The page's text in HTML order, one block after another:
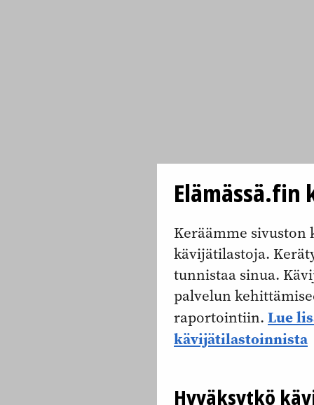
Keräämme sivuston
kävijätilastoja.
tunnistaa sinua.
palvelun
raportointiin. Lue
kävijätilastoinnista
Hyväksytkö